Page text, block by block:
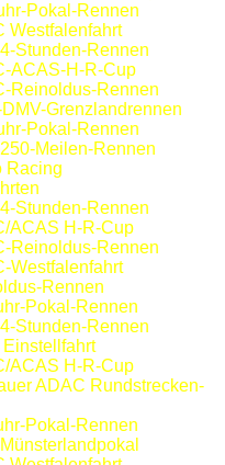
Pokal-Rennen
Westfalenfahrt
Stunden-Rennen
ACAS-H-R-Cup
Reinoldus-Rennen
Grenzlandrennen
Pokal-Rennen
Meilen-Rennen
Racing
Stunden-Rennen
ACAS H-R-Cup
Reinoldus-Rennen
Westfalenfahrt
Rennen
Pokal-Rennen
Stunden-Rennen
Einstellfahrt
ACAS H-R-Cup
ADAC Rundstrecken-
Pokal-Rennen